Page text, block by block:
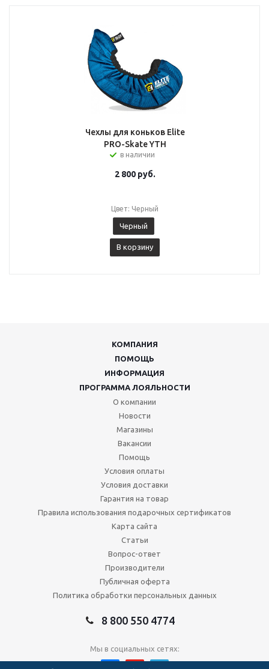
Чехлы для коньков Elite
PRO-Skate YTH
в наличии
2 800руб.
Цвет: Черный
Черный
В корзину
КОМПАНИЯ
ПОМОЩЬ
ИНФОРМАЦИЯ
ПРОГРАММА ЛОЯЛЬНОСТИ
О компании
Новости
Магазины
Вакансии
Помощь
Условия оплаты
Условия доставки
Гарантия на товар
Правила использования подарочных сертификатов
Карта сайта
Статьи
Вопрос-ответ
Производители
Публичная оферта
Политика обработки персональных данных
8 800 550 4774
Мы в социальных сетях: